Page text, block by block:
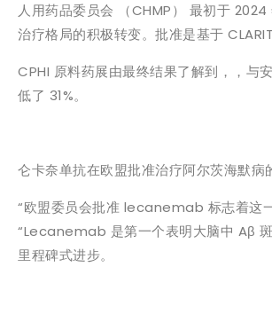
人用药品委员会 （CHMP） 最初于
治疗格局的积极转变。批准是基于
CPHI 原料药展由最终结果了解到，，与
低了 31%。
仑卡奈单抗在欧盟批准治疗阿尔茨海默病
“欧盟委员会批准 lecanemab 标志着这
“Lecanemab 是第一个表明大脑中 Aβ
里程碑式进步。